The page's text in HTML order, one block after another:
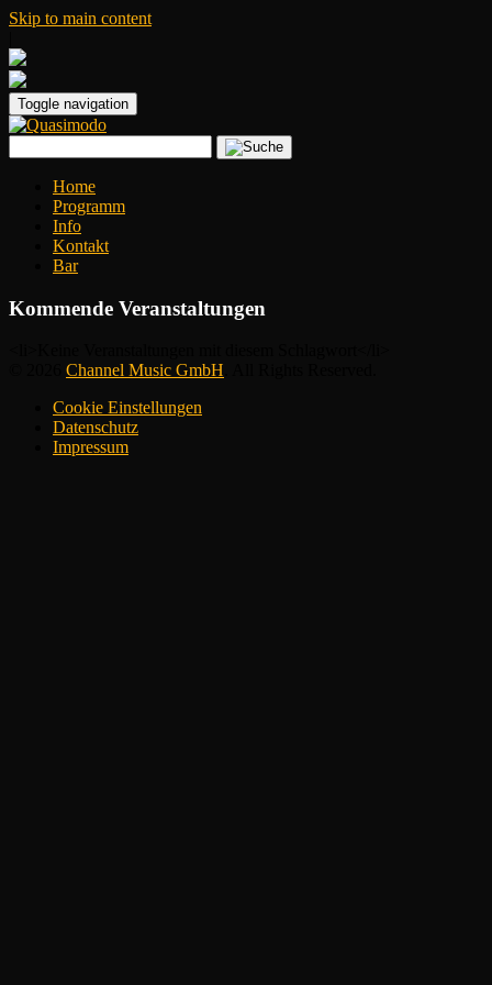
Skip to main content
Toggle navigation
Home
Programm
Info
Kontakt
Bar
Kommende Veranstaltungen
Channel Music GmbH
Cookie Einstellungen
Datenschutz
Impressum